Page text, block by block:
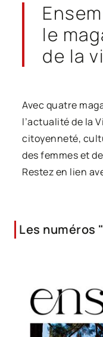
le
de la
Avec quatre
l’actualité de la
citoyenneté,
des femmes et
Restez en lien
Les numéros